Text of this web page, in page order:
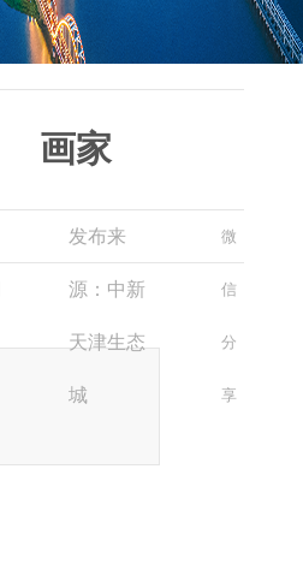
画家
发布来
源：中新
天津生态
城
微
信
分
享